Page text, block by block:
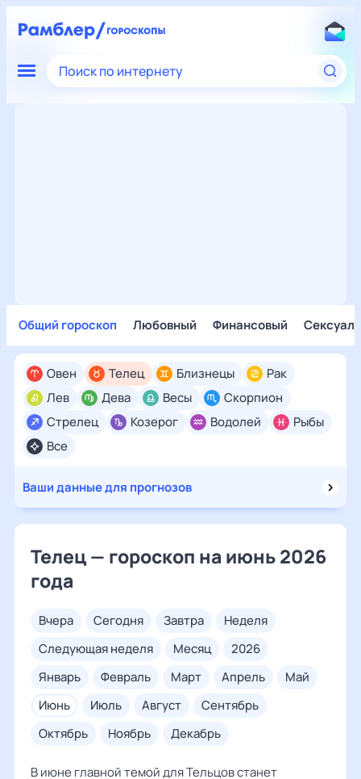
Поиск по интернету
Общий гороскоп Любовный Финансовый
Все
Овен Телец Близнецы
Рак
Лев
Дева Весы
Скорпион
Стрелец
Козерог Водолей Рыбы
Ваши данные для прогнозов
Телец — гороскоп на июнь 2026
года
вчера сегодня завтра
неделя
следующая неделя
месяц
2026
январь
февраль март апрель
май
июнь
июль август
сентябрь
октябрь
ноябрь декабрь
В июне главной темой для Тельцов станет